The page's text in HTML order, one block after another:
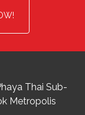
Thai Sub-
Metropolis